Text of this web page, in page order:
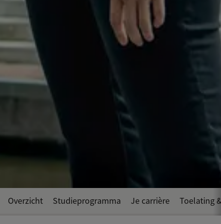
Overzicht Studieprogramma Je carrière Toelating